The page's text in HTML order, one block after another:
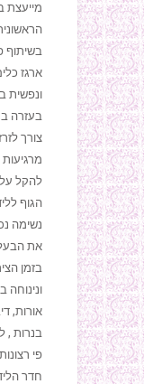
מייעצת
בשיתוף
ארגז
ונפשית
בעזרה
צורך
להקל על
הגוף
נשימה
את הבעל
בזמן
ונינוחה
אורות,
בנרות ,
פי
חדר